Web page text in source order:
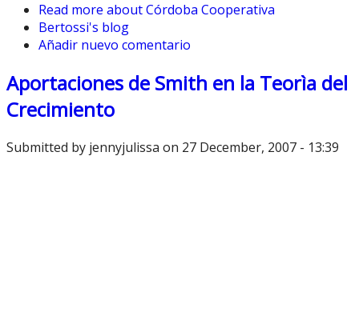
Read more about Córdoba Cooperativa
Bertossi's blog
Añadir nuevo comentario
Aportaciones de Smith en la Teorìa del
Crecimiento
Submitted by jennyjulissa on 27 December, 2007 - 13:39